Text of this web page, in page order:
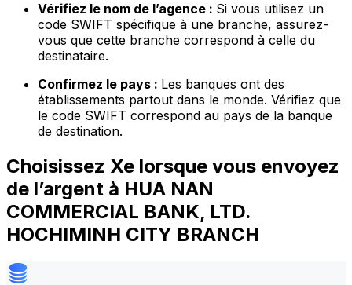
Vérifiez le nom de l’agence : Si vous utilisez un
code SWIFT spécifique à une branche, assurez-
vous que cette branche correspond à celle du
destinataire.
Confirmez le pays : Les banques ont des
établissements partout dans le monde. Vérifiez que
le code SWIFT correspond au pays de la banque
de destination.
Choisissez Xe lorsque vous envoyez
de l’argent à HUA NAN
COMMERCIAL BANK, LTD.
HOCHIMINH CITY BRANCH